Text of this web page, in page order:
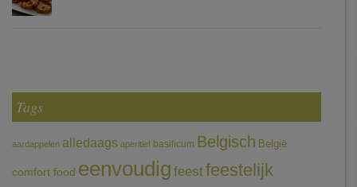
Tags
aardappelen alledaags aperitief basilicum Belgisch België
comfort food eenvoudig feestfeestelijk